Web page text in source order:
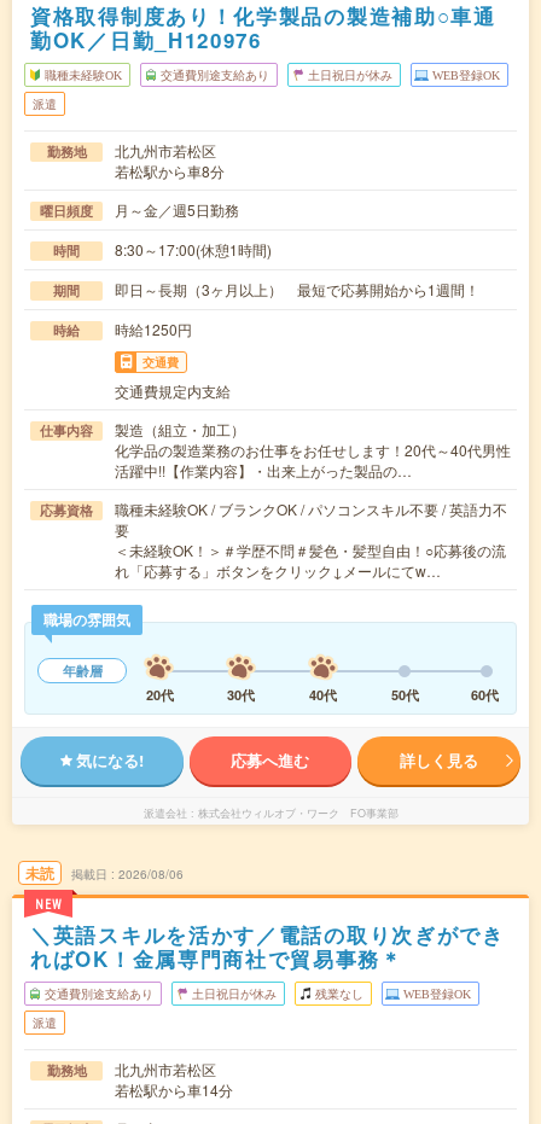
資格取得制度あり！化学製品の製造補助○車通
勤OK／日勤_H120976
職種未経験OK 交通費別途支給あり 土日祝日が休み WEB登録OK
派遣
勤務地
北九州市若松区
若松駅から車8分
曜日頻度 月～金／週5日勤務
時間 8:30～17:00(休憩1時間)
期間 即日～長期（3ヶ月以上） 最短で応募開始から1週間！
時給 時給1250円
交通費
交通費規定内支給
仕事内容
製造（組立・加工）
化学品の製造業務のお仕事をお任せします！20代～40代男性
活躍中!!【作業内容】・出来上がった製品の…
応募資格
職種未経験OK / ブランクOK / パソコンスキル不要 / 英語力不
要
＜未経験OK！＞＃学歴不問＃髪色・髪型自由！○応募後の流
れ「応募する」ボタンをクリック↓メールにてw…
職場の雰囲気
年齢層
20代
30代 40代 50代 60代
気になる! 応募へ進む 詳しく見る
派遣会社 株式会社ウィルオブ・ワーク FO事業部
未読
NEW
掲載日 2026/08/06
＼英語スキルを活かす／電話の取り次ぎができ
ればOK！金属専門商社で貿易事務＊
交通費別途支給あり 土日祝日が休み 残業なし WEB登録OK
派遣
勤務地
北九州市若松区
若松駅から車14分